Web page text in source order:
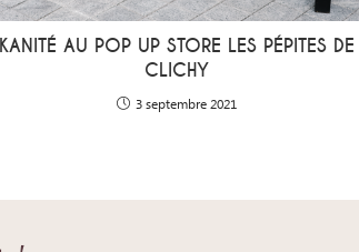
KANITÉ AU POP UP STORE LES PÉPITES DE
CLICHY
3 septembre 2021